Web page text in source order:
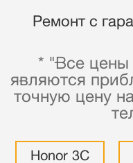
Ремонт с
* "Все цены
являются
точную цену
Honor 3C